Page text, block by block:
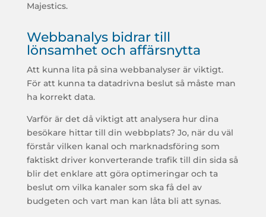
Majestics.
Webbanalys bidrar till
lönsamhet och affärsnytta
Att kunna lita på sina webbanalyser är viktigt.
För att kunna ta datadrivna beslut så måste man
ha korrekt data.
Varför är det då viktigt att analysera hur dina
besökare hittar till din webbplats? Jo, när du väl
förstår vilken kanal och marknadsföring som
faktiskt driver konverterande trafik till din sida så
blir det enklare att göra optimeringar och ta
beslut om vilka kanaler som ska få del av
budgeten och vart man kan låta bli att synas.